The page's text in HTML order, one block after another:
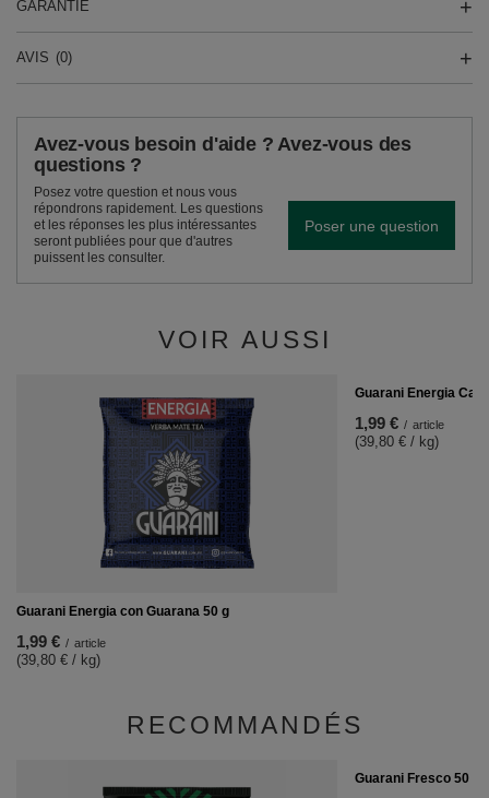
GARANTIE
AVIS (0)
Avez-vous besoin d'aide ? Avez-vous des
questions ?
Posez votre question et nous vous
répondrons rapidement. Les questions
et les réponses les plus intéressantes
seront publiées pour que d'autres
puissent les consulter.
Poser une question
VOIR AUSSI
Guarani Energia con Guarana 50 g
1,99 € / article
(39,80 € / kg)
Guarani Energia
1,99 € / article
(39,80 € / kg)
RECOMMANDÉS
Guarani Fresco 50 g